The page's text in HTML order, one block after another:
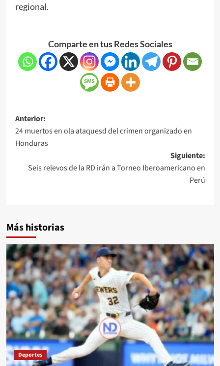
regional.
Comparte en tus Redes Sociales
Anterior:
24 muertos en ola ataquesd del crimen organizado en
Honduras
Siguiente:
Seis relevos de la RD irán a Torneo Iberoamericano en
Perú
Más historias
Deportes